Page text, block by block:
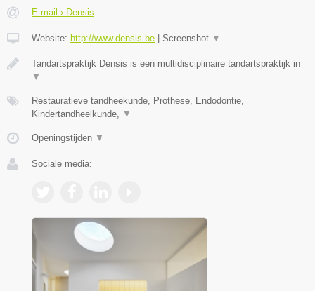
E-mail › Densis
Website: http://www.densis.be Screenshot ▼
Tandartspraktijk Densis is een multidisciplinaire tandartspraktijk in
▼
Restauratieve tandheekunde, Prothese, Endodontie,
Kindertandheelkunde, ▼
Openingstijden ▼
Sociale media: